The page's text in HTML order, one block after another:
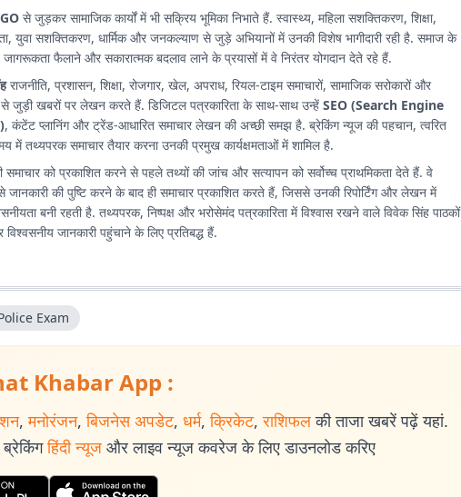
से जुड़कर सामाजिक कार्यों में भी सक्रिय भूमिका निभाते हैं. स्वास्थ्य, महिला सशक्तिकरण, शिक्षा,
युवा सशक्तिकरण, धार्मिक और जनकल्याण से जुड़े अभियानों में उनकी विशेष भागीदारी रही है. समाज के
जागरूकता फैलाने और सकारात्मक बदलाव लाने के प्रयासों में वे निरंतर योगदान देते रहे हैं.
राजनीति, प्रशासन, शिक्षा, रोजगार, खेल, अपराध, रियल-टाइम समाचारों, सामाजिक सरोकारों और
से जुड़ी खबरों पर लेखन करते हैं. डिजिटल पत्रकारिता के साथ-साथ उन्हें SEO (Search Engine
, कंटेंट प्लानिंग और ट्रेंड-आधारित समाचार लेखन की अच्छी समझ है. ब्रेकिंग न्यूज की पहचान, त्वरित
तथ्यपरक समाचार तैयार करना उनकी प्रमुख कार्यक्षमताओं में शामिल है.
समाचार को प्रकाशित करने से पहले तथ्यों की जांच और सत्यापन को सर्वोच्च प्राथमिकता देते हैं. वे
जानकारी की पुष्टि करने के बाद ही समाचार प्रकाशित करते हैं, जिससे उनकी रिपोर्टिंग और लेखन में
बनी रहती है. तथ्यपरक, निष्पक्ष और भरोसेमंद पत्रकारिता में विश्वास रखने वाले विवेक सिंह पाठकों
जानकारी पहुंचाने के लिए प्रतिबद्ध हैं.
Exam
Khabar App :
, मनोरंजन, बिजनेस अपडेट, धर्म, क्रिकेट, राशिफल की ताजा खबरें पढ़ें यहां.
ब्रेकिंग हिंदी न्यूज और लाइव न्यूज कवरेज के लिए डाउनलोड करिए